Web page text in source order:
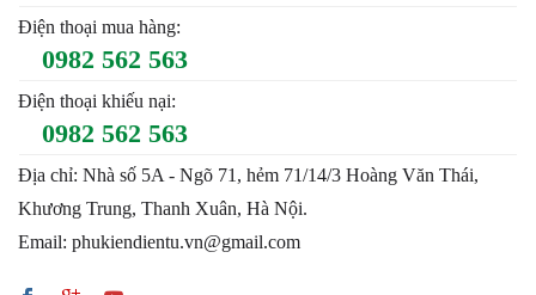
Điện thoại mua hàng:
0982 562 563
Điện thoại khiếu nại:
0982 562 563
Địa chỉ: Nhà số 5A - Ngõ 71, hẻm 71/14/3 Hoàng Văn Thái,
Khương Trung, Thanh Xuân, Hà Nội.
Email: phukiendientu.vn@gmail.com